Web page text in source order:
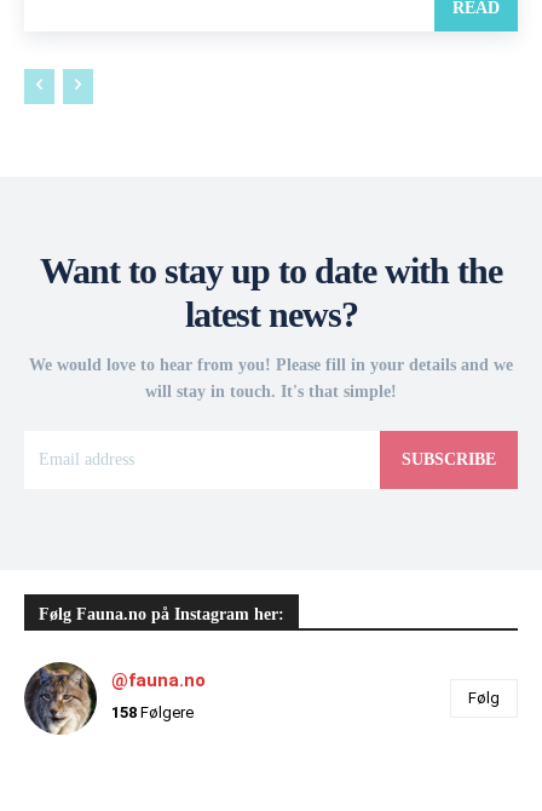
READ
Want to stay up to date with the
latest news?
We would love to hear from you! Please fill in your details and we
will stay in touch. It's that simple!
SUBSCRIBE
Følg Fauna.no på Instagram her:
@fauna.no
158 Følgere
Følg